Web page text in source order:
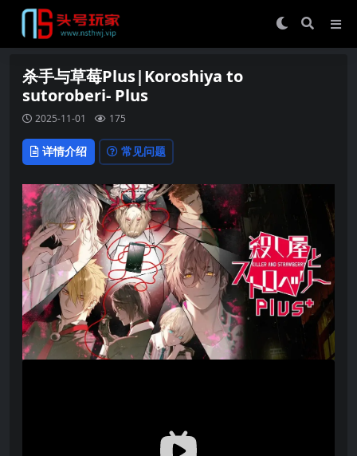
杀手与草莓Plus|Koroshiya to
sutoroberi- Plus
2025-11-01 175
详情介绍 常见问题